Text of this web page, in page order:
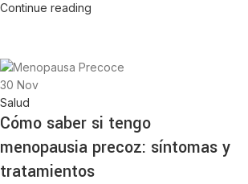
Continue reading
30 Nov
Salud
Cómo saber si tengo
menopausia precoz: síntomas y
tratamientos